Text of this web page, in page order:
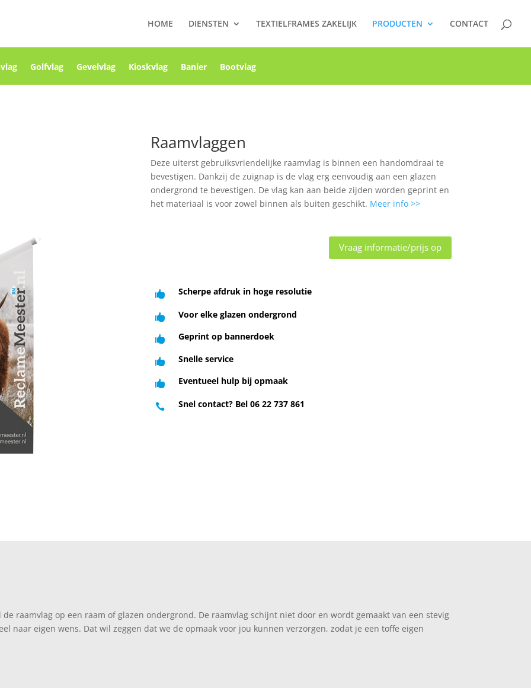
HOME DIENSTEN TEXTIELFRAMES ZAKELIJK PRODUCTEN CONTACT
Golfvlag Gevelvlag Kioskvlag Banier Bootvlag
Raamvlaggen
Deze uiterst gebruiksvriendelijke raamvlag is binnen een handomdraai te
bevestigen. Dankzij de zuignap is de vlag erg eenvoudig aan een glazen
ondergrond te bevestigen. De vlag kan aan beide zijden worden geprint en
het materiaal is voor zowel binnen als buiten geschikt. Meer info >>
Vraag informatie/prijs op
 Scherpe afdruk in hoge resolutie
 Voor elke glazen ondergrond
 Geprint op bannerdoek
 Snelle service
 Eventueel hulp bij opmaak
 Snel contact? Bel 06 22 737 861
raamvlag op een raam of glazen ondergrond. De raamvlag schijnt niet door en wordt gemaakt van een stevig
naar eigen wens. Dat wil zeggen dat we de opmaak voor jou kunnen verzorgen, zodat je een toffe eigen